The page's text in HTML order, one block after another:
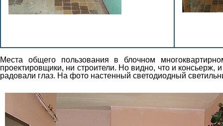
Места общего пользования в блочном
проектировщики, ни строители. Но видно, что и консьерж,
радовали глаз. На фото настенный светодиодный